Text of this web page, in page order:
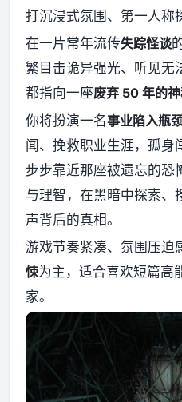
技术分享
值得一看
资源资讯
打沉浸式氛围、第一人称
在一片常年流传失踪怪谈
繁目击诡异强光、听见无
都指向一座废弃 50 年的
你将扮演一名事业陷入瓶
闻、挽救职业生涯，孤身
步步靠近那座被遗忘的恐
与理智，在黑暗中探索、
声背后的真相。
游戏节奏紧凑、氛围压迫
悚为主，适合喜欢短篇高
家。